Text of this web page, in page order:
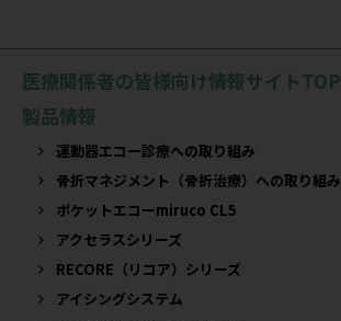
医療関係者の皆様向け情報サイトTOP
製品情報
運動器エコー診療への取り組み
骨折マネジメント（骨折治療）への取り組み
ポケットエコーmiruco CL5
アクセラスシリーズ
RECORE（リコア）シリーズ
アイシングシステム